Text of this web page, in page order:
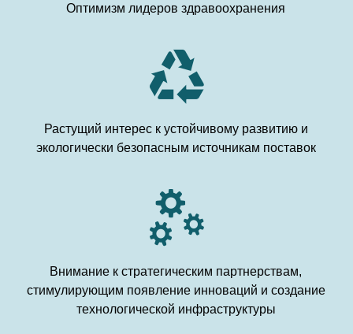
Оптимизм лидеров здравоохранения
Растущий интерес к устойчивому развитию и
экологически безопасным источникам поставок
Внимание к стратегическим партнерствам,
стимулирующим появление инноваций и создание
технологической инфраструктуры